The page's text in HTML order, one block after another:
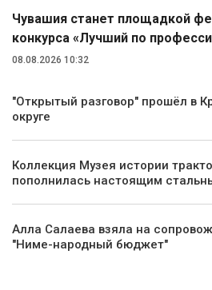
Чувашия станет площадкой
конкурса «Лучший по
08.08.2026 10:32
"Открытый разговор" прошёл в
округе
Коллекция Музея истории
пополнилась настоящим
Алла Салаева взяла на
"Ниме-народный бюджет"